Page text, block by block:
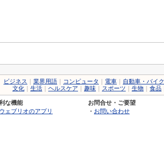
ビジネス 業界用語 コンピュータ 電車 自動車・バイク
文化
生活 ヘルスケア 趣味 スポーツ 生物 食品
な機能
ウェブリオのアプリ
お問合せ・ご要望
・ お問い合わせ